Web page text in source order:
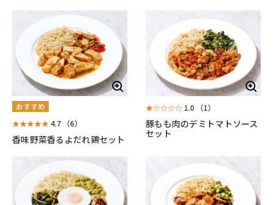
おすすめ
★★★★★4.7 （6）
香味野菜香るよだれ鶏セット
★☆☆☆☆ 1.0 （1）
豚もも肉のデミトマトソース
セット